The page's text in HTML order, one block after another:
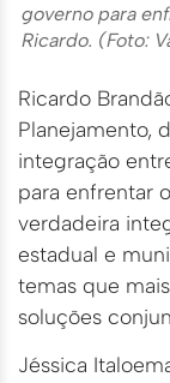
governo para
Ricardo. (Foto:
Ricardo
Planejamento,
integração
para enfrentar
verdadeira
estadual e
temas que
soluções
Jéssica